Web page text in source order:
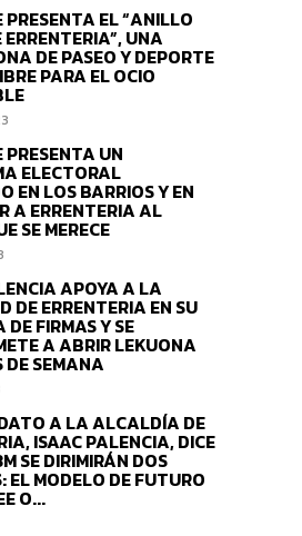
PRESENTA EL “ANILLO
ERRENTERIA”, UNA
DE PASEO Y DEPORTE
PARA EL OCIO
PRESENTA UN
ELECTORAL
EN LOS BARRIOS Y EN
A ERRENTERIA AL
SE MERECE
APOYA A LA
DE ERRENTERIA EN SU
DE FIRMAS Y SE
A ABRIR LEKUONA
DE SEMANA
A LA ALCALDÍA DE
ISAAC PALENCIA, DICE
SE DIRIMIRÁN DOS
EL MODELO DE FUTURO
O...